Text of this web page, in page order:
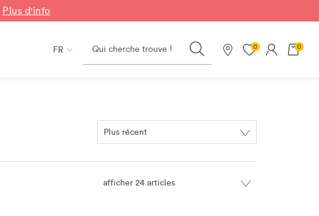
Plus d'info
FR Search
Nos magasins
0 0